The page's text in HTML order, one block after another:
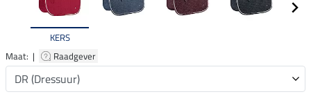
KERS
Maat: |
Raadgever